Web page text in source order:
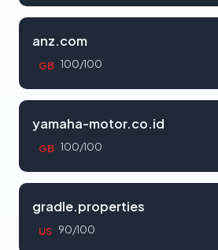
anz.com
GB 100/100
yamaha-motor.co.id
GB 100/100
gradle.properties
US 90/100